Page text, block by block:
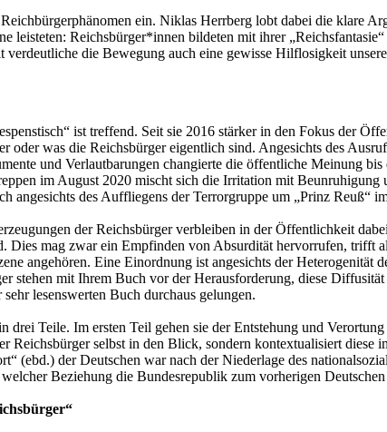
ein. Niklas Herrberg lobt dabei die klare
leisteten: Reichsbürger*innen bildeten mit ihrer
verdeutliche die Bewegung auch eine gewisse Hilflosigkeit
ist treffend. Seit sie 2016 stärker in den Fokus der
oder was die Reichsbürger eigentlich sind. Angesichts des
und Verlautbarungen changierte die öffentliche Meinung
im August 2020 mischt sich die Irritation mit
angesichts des Auffliegens der Terrorgruppe um „Prinz Reuß“
der Reichsbürger verbleiben in der Öffentlichkeit
mag zwar ein Empfinden von Absurdität hervorrufen, trifft
angehören. Eine Einordnung ist angesichts der
stehen mit Ihrem Buch vor der Herausforderung, diese
lesenswerten Buch durchaus gelungen.
drei Teile. Im ersten Teil gehen sie der Entstehung und
Reichsbürger selbst in den Blick, sondern kontextualisiert diese
(ebd.) der Deutschen war nach der Niederlage des
Beziehung die Bundesrepublik zum vorherigen Deutschen